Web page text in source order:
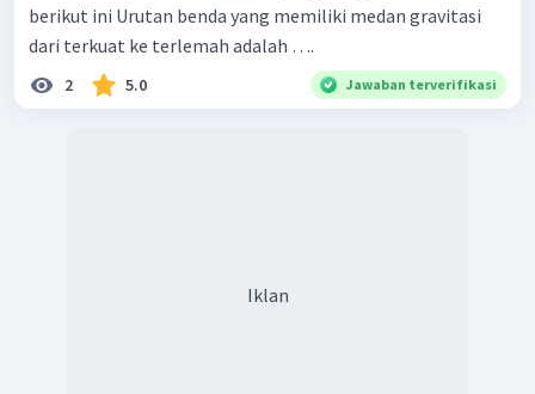
berikut ini Urutan benda yang memiliki medan gravitasi
dari terkuat ke terlemah adalah ….
2 5.0 Jawaban terverifikasi
Iklan